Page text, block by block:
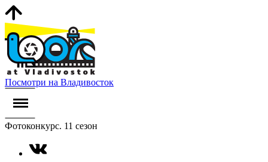
Посмотри на Владивосток
Фотоконкурс. 11 сезон